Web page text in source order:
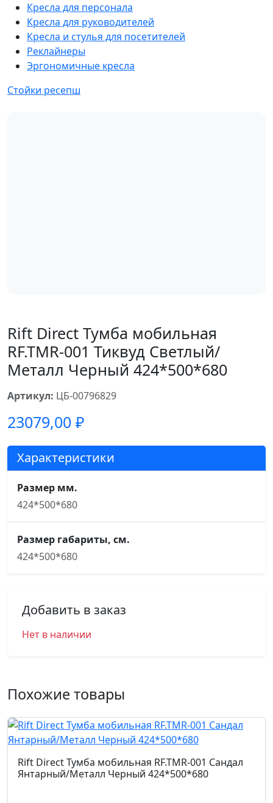
Кресла для персонала
Кресла для руководителей
Кресла и стулья для посетителей
Реклайнеры
Эргономичные кресла
Стойки ресепш
Rift Direct Тумба мобильная
RF.TMR-001 Тиквуд Светлый/
Металл Черный 424*500*680
Артикул: ЦБ-00796829
23079,00 ₽
Характеристики
Размер мм.
424*500*680
Размер габариты, см.
424*500*680
Добавить в заказ
Нет в наличии
Похожие товары
Rift Direct Тумба мобильная RF.TMR-001 Сандал
Янтарный/Металл Черный 424*500*680